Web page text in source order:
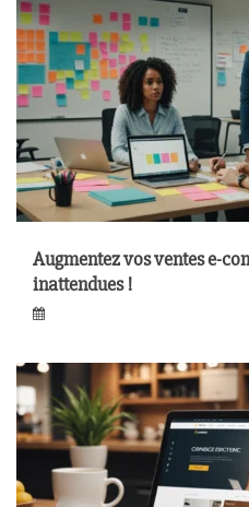
Augmentez vos ventes e-
inattendues !